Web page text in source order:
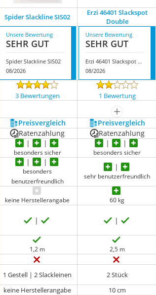
Spider Slackline SIS02
Erzi 46401 Slackspot
Double
Unsere Bewertung
SEHR GUT
Spider Slackline SIS02
08/2026
Unsere Bewertung
SEHR GUT
Erzi 46401 Slackspot Double
08/2026
3 Bewertungen 1 Bewertung
mehr anzeigen
Preis­vergleich Preis­vergleich
Ratenzahlung Ratenzahlung
besonders sicher besonders sicher
besonders
benutzerfreundlich
sehr benutzerfreundlich
keine Herstellerangabe 60 kg
1,2 m 2,5 m
1 Gestell | 2 Slackleinen 2 Stück
keine Herstellerangabe 10 cm